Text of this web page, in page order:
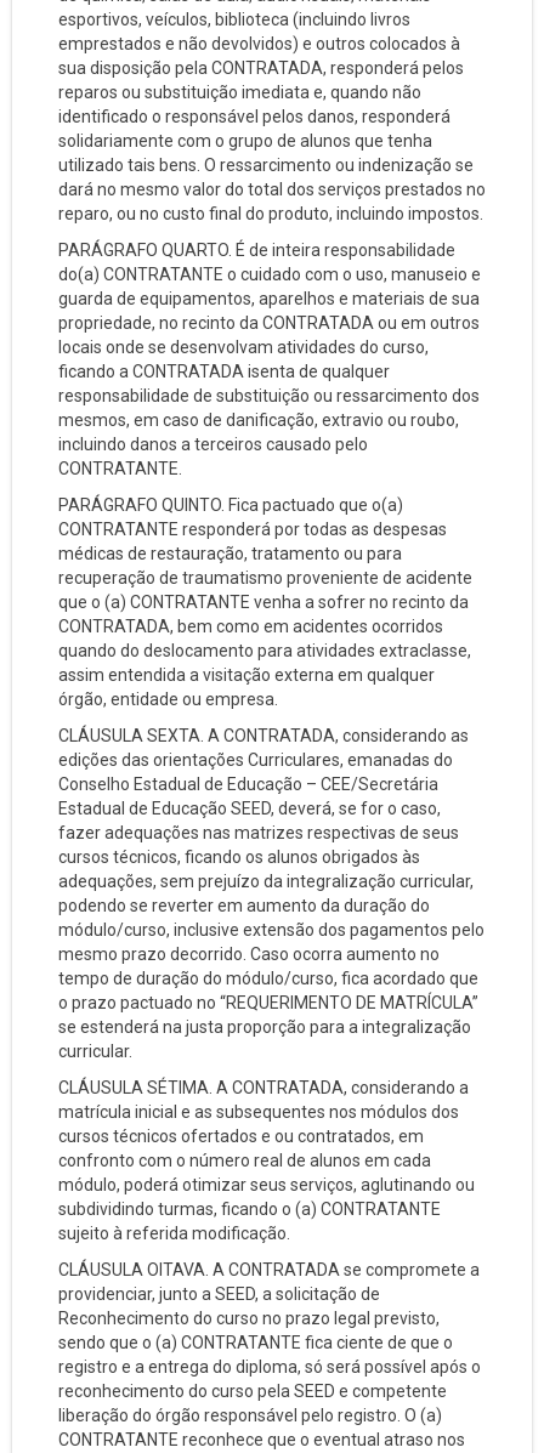
esportivos, veículos, biblioteca (incluindo livros
emprestados e não devolvidos) e outros colocados à
sua disposição pela CONTRATADA, responderá pelos
reparos ou substituição imediata e, quando não
identificado o responsável pelos danos, responderá
solidariamente com o grupo de alunos que tenha
utilizado tais bens. O ressarcimento ou indenização se
dará no mesmo valor do total dos serviços prestados no
reparo, ou no custo final do produto, incluindo impostos.
PARÁGRAFO QUARTO. É de inteira responsabilidade
do(a) CONTRATANTE o cuidado com o uso, manuseio e
guarda de equipamentos, aparelhos e materiais de sua
propriedade, no recinto da CONTRATADA ou em outros
locais onde se desenvolvam atividades do curso,
ficando a CONTRATADA isenta de qualquer
responsabilidade de substituição ou ressarcimento dos
mesmos, em caso de danificação, extravio ou roubo,
incluindo danos a terceiros causado pelo
CONTRATANTE.
PARÁGRAFO QUINTO. Fica pactuado que o(a)
CONTRATANTE responderá por todas as despesas
médicas de restauração, tratamento ou para
recuperação de traumatismo proveniente de acidente
que o (a) CONTRATANTE venha a sofrer no recinto da
CONTRATADA, bem como em acidentes ocorridos
quando do deslocamento para atividades extraclasse,
assim entendida a visitação externa em qualquer
órgão, entidade ou empresa.
CLÁUSULA SEXTA. A CONTRATADA, considerando as
edições das orientações Curriculares, emanadas do
Conselho Estadual de Educação – CEE/Secretária
Estadual de Educação SEED, deverá, se for o caso,
fazer adequações nas matrizes respectivas de seus
cursos técnicos, ficando os alunos obrigados às
adequações, sem prejuízo da integralização curricular,
podendo se reverter em aumento da duração do
módulo/curso, inclusive extensão dos pagamentos pelo
mesmo prazo decorrido. Caso ocorra aumento no
tempo de duração do módulo/curso, fica acordado que
o prazo pactuado no “REQUERIMENTO DE MATRÍCULA”
se estenderá na justa proporção para a integralização
curricular.
CLÁUSULA SÉTIMA. A CONTRATADA, considerando a
matrícula inicial e as subsequentes nos módulos dos
cursos técnicos ofertados e ou contratados, em
confronto com o número real de alunos em cada
módulo, poderá otimizar seus serviços, aglutinando ou
subdividindo turmas, ficando o (a) CONTRATANTE
sujeito à referida modificação.
CLÁUSULA OITAVA. A CONTRATADA se compromete a
providenciar, junto a SEED, a solicitação de
Reconhecimento do curso no prazo legal previsto,
sendo que o (a) CONTRATANTE fica ciente de que o
registro e a entrega do diploma, só será possível após o
reconhecimento do curso pela SEED e competente
liberação do órgão responsável pelo registro. O (a)
CONTRATANTE reconhece que o eventual atraso nos